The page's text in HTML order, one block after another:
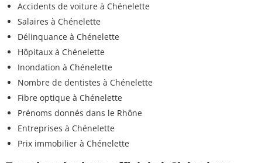
Accidents de voiture à Chénelette
Salaires à Chénelette
Délinquance à Chénelette
Hôpitaux à Chénelette
Inondation à Chénelette
Nombre de dentistes à Chénelette
Fibre optique à Chénelette
Prénoms donnés dans le Rhône
Entreprises à Chénelette
Prix immobilier à Chénelette